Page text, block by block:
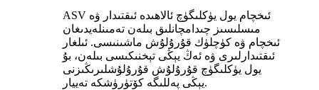
ASV ئىخچام يول يۈكلىگۈچ ئالاھىدە ئىقتىدار ۋە
مىسلىسىز چىدامچانلىق بىلەن تەمىنلەيدىغان
ئىخچام ۋە كۈچلۈك قۇرۇلۇش ماشىنىسى. ئىلغار
ئىقتىدارلىرى ۋە ئەڭ يېڭى تېخنىكىسى بىلەن، بۇ
يول يۈكلىگۈچ قۇرۇلۇش قۇرۇلۇشلىرىڭىزنى
يېڭى پەللىگە كۆتۈرۈشكە تەييار.